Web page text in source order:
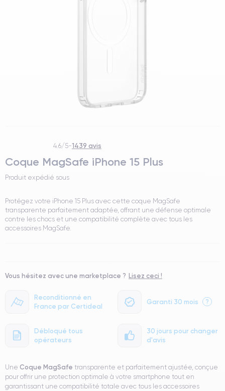
4.6/5-1439 avis
Coque MagSafe iPhone 15 Plus
Produit expédié sous
Protégez votre iPhone 15 Plus avec cette coque MagSafe
transparente parfaitement adaptée, offrant une défense optimale
contre les chocs et une compatibilité complète avec tous les
accessoires MagSafe.
Reconditionné en
France par Certideal
Garanti 30 mois ?
Débloqué tous
opérateurs
30 jours pour changer
d'avis
Vous hésitez avec une marketplace ? Lisez ceci !
Une Coque MagSafe transparente et parfaitement ajustée, conçue
pour offrir une protection optimale à votre smartphone tout en
garantissant une compatibilité totale avec tous les accessoires